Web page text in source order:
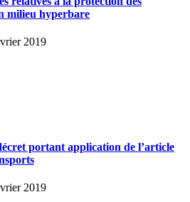
milieu hyperbare
2019
portant application de l’article
2019